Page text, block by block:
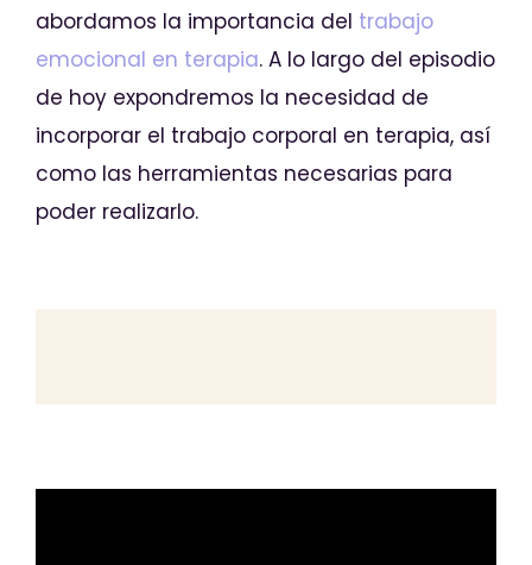
abordamos la importancia del trabajo
emocional en terapia. A lo largo del episodio
de hoy expondremos la necesidad de
incorporar el trabajo corporal en terapia, así
como las herramientas necesarias para
poder realizarlo.